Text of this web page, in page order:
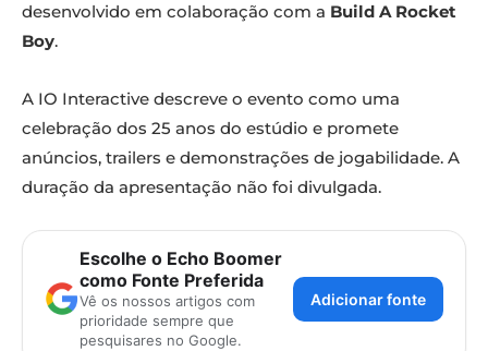
desenvolvido em colaboração com a Build A Rocket
Boy.
A IO Interactive descreve o evento como uma
celebração dos 25 anos do estúdio e promete
anúncios, trailers e demonstrações de jogabilidade. A
duração da apresentação não foi divulgada.
Escolhe o Echo Boomer
como Fonte Preferida
Vê os nossos artigos com
prioridade sempre que
pesquisares no Google.
Adicionar fonte